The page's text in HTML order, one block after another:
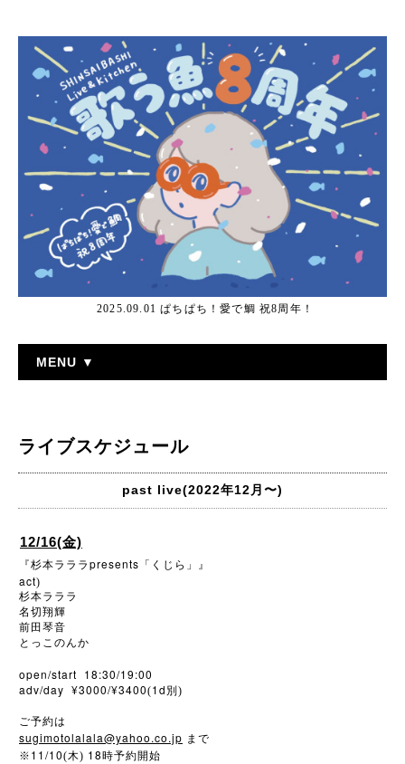
2025.09.01 ぱちぱち！愛で鯛 祝8周年！
MENU ▼
ライブスケジュール
past live(2022年12月〜)
12/16(金)
『杉本ラララ presents 「くじら」』
act)
杉本ラララ
名切翔輝
前田琴音
とっこのんか
open/start 18:30/19:00
adv/day ¥3000/¥3400(1d 別)
ご予約は
sugimotolalala@yahoo.co.jp まで
※ 11/10(木) 18時予約開始